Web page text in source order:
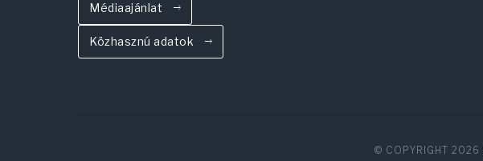
Médiaajánlat
Közhasznú adatok
© COPYRIGHT 2026